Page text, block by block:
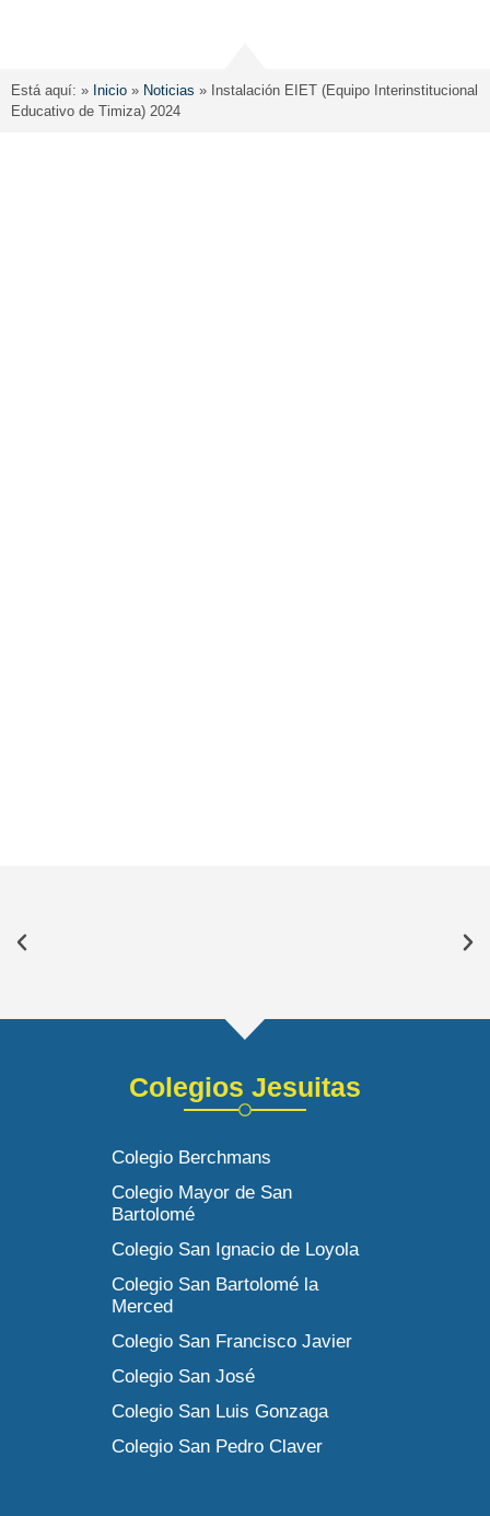
Está aquí: » Inicio » Noticias » Instalación EIET (Equipo Interinstitucional
Educativo de Timiza) 2024
Colegios Jesuitas
Colegio Berchmans
Colegio Mayor de San
Bartolomé
Colegio San Ignacio de Loyola
Colegio San Bartolomé la
Merced
Colegio San Francisco Javier
Colegio San José
Colegio San Luis Gonzaga
Colegio San Pedro Claver